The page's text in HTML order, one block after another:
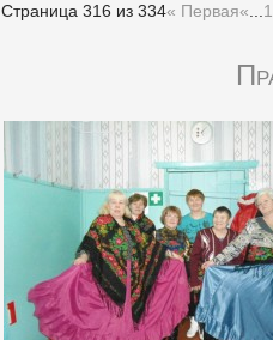
Страница 316 из 334« Первая«